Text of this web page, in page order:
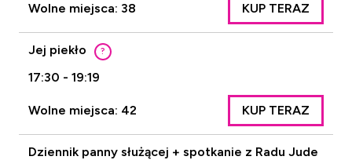
Wolne miejsca: 38 KUP TERAZ
Jej piekło ?
17:30 - 19:19
Wolne miejsca: 42 KUP TERAZ
Dziennik panny służącej + spotkanie z Radu Jude